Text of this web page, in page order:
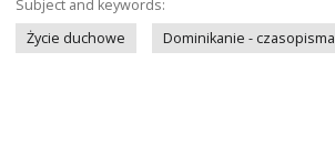
Subject and keywords:
Życie duchowe
Dominikanie - czasopisma